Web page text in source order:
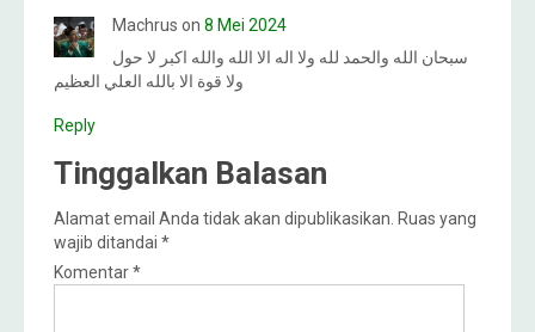
Machrus on 8 Mei 2024
سبحان الله والحمد لله ولا اله الا الله والله اكبر لا حول
ولا قوة الا بالله العلي العظيم
Reply
Tinggalkan Balasan
Alamat email Anda tidak akan dipublikasikan. Ruas yang
wajib ditandai *
Komentar*